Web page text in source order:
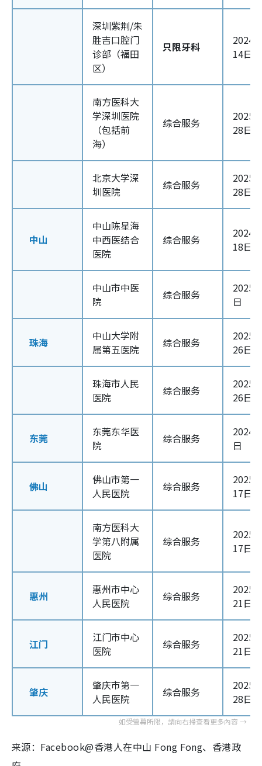
深圳紫荆/朱
胜吉口腔门
诊部（福田
区）
只限牙科
2024
14日
南方医科大
学深圳医院
（包括前
海）
综合服务
2025
28日
北京大学深
圳医院
综合服务
2025
28日
中山
中山陈星海
中西医结合
医院
综合服务
2024
18日
中山市中医
院
综合服务
2025
日
珠海
中山大学附
属第五医院
综合服务
2025
26日
珠海市人民
医院
综合服务
2025
26日
东莞
东莞东华医
院
综合服务
2024
日
佛山
佛山市第一
人民医院
综合服务
2025
17日
南方医科大
学第八附属
医院
综合服务
2025
17日
惠州
惠州市中心
人民医院
综合服务
2025
21日
江门
江门市中心
医院
综合服务
2025
21日
肇庆
肇庆市第一
人民医院
综合服务
2025
28日
来源：Facebook@香港人在中山 Fong Fong、香港政